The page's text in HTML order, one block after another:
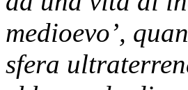
medioevo’,
sfera